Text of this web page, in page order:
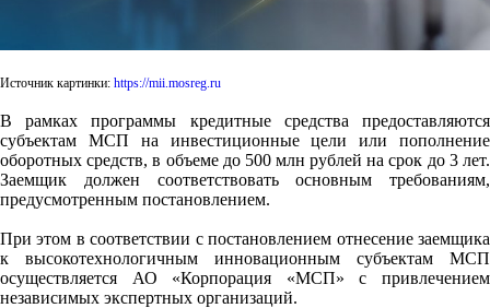
Источник картинки: https://mii.mosreg.ru
В рамках программы кредитные средства предоставляются
субъектам МСП на инвестиционные цели или пополнение
оборотных средств, в объеме до 500 млн рублей на срок до 3 лет.
Заемщик должен соответствовать основным требованиям,
предусмотренным постановлением.
При этом в соответствии с постановлением отнесение заемщика
к высокотехнологичным инновационным субъектам МСП
осуществляется АО «Корпорация «МСП» с привлечением
независимых экспертных организаций.